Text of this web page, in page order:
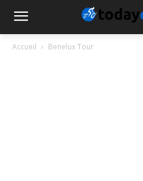
Accueil Benelux Tour